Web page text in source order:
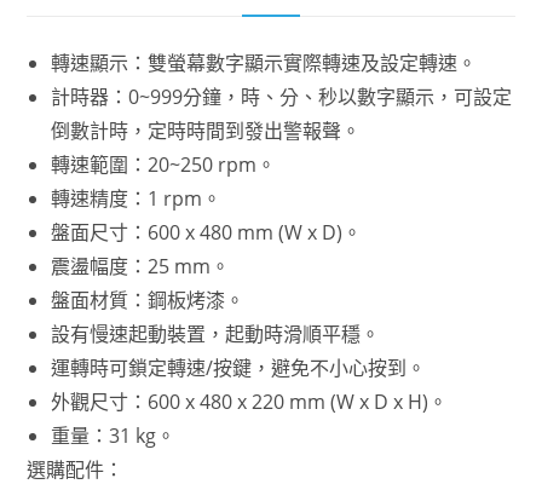
轉速顯示：雙螢幕數字顯示實際轉速及設定轉速。
計時器：0~999分鐘，時、分、秒以數字顯示，可設定
倒數計時，定時時間到發出警報聲。
轉速範圍：20~250 rpm。
轉速精度：1 rpm。
盤面尺寸：600 x 480 mm (W x D)。
震盪幅度：25 mm。
盤面材質：鋼板烤漆。
設有慢速起動裝置，起動時滑順平穩。
運轉時可鎖定轉速/按鍵，避免不小心按到。
外觀尺寸：600 x 480 x 220 mm (W x D x H)。
重量：31 kg。
選購配件：